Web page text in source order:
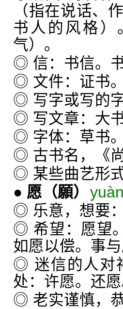
（指在说话、
书人的风格）
气）。
◎ 信：书信。
◎ 文件：证书。
◎ 写字或写的
◎ 写文章：大
◎ 字体：草书
◎ 古书名，《
◎ 某些曲艺形
● 愿 （願）
◎ 乐意，想要
◎ 希望：愿望
如愿以偿。事与
◎ 迷信的人对
处：许愿。还愿
◎ 老实谨慎，恭